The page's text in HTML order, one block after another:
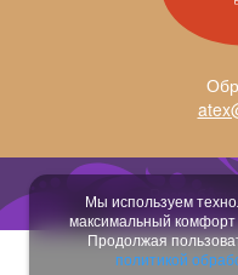
Мы используем
максимальный комфорт
Продолжая
политикой